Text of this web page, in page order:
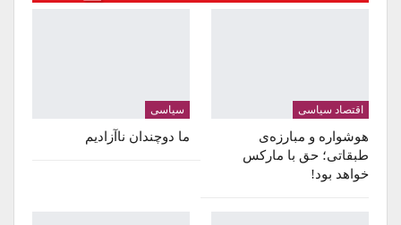
اقتصاد سیاسی
هوشواره و مبارزه‌ی
طبقاتی؛ حق با مارکس
خواهد بود!
سیاسی
ما دوچندان ناآزادیم